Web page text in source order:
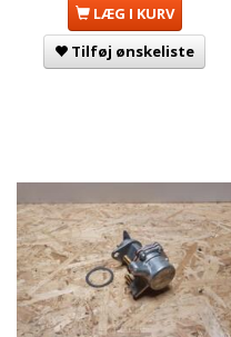
LÆG I KURV
Tilføj ønskeliste